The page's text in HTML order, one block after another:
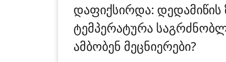
დაფიქსირდა:
ტემპერატურა
ამბობენ მეცნიერები?